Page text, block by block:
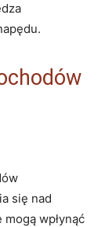
się nad
wpłynąć